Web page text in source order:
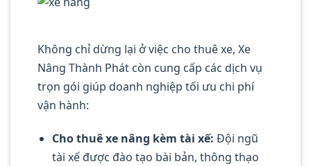
Không chỉ dừng lại ở việc cho thuê xe, Xe
Nâng Thành Phát còn cung cấp các dịch vụ
trọn gói giúp doanh nghiệp tối ưu chi phí
vận hành:
Cho thuê xe nâng kèm tài xế: Đội ngũ
tài xế được đào tạo bài bản, thông thạo